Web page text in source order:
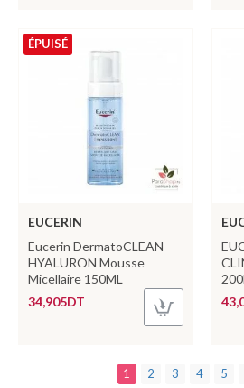
ÉPUISÉ
EUCERIN
Eucerin DermatoCLEAN
HYALURON Mousse
Micellaire 150ML
34,905DT
1 2 3 4
5